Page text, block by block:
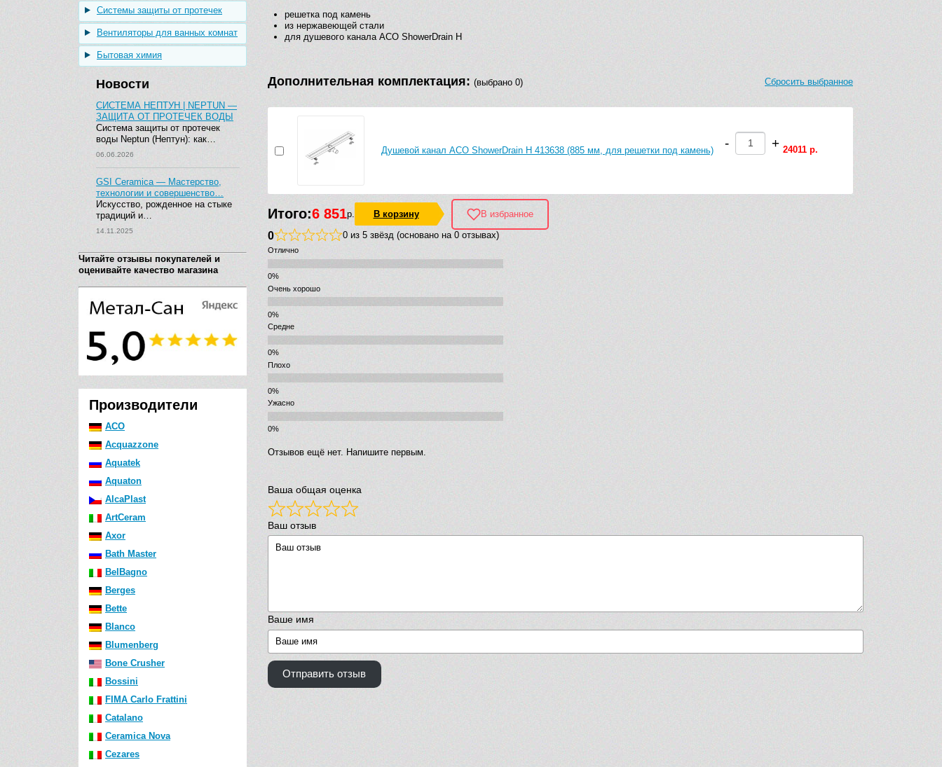
Системы защиты от протечек
Вентиляторы для ванных комнат
Бытовая химия
Новости
СИСТЕМА НЕПТУН | NEPTUN —
ЗАЩИТА ОТ ПРОТЕЧЕК ВОДЫ
Система защиты от протечек
воды Neptun (Нептун): как…
06.06.2026
GSI Ceramica — Мастерство,
технологии и совершенство…
Искусство, рожденное на стыке
традиций и…
14.11.2025
Читайте отзывы покупателей и
оценивайте качество магазина
Производители
ACO
Acquazzone
Aquatek
Aquaton
AlcaPlast
ArtCeram
Axor
Bath Master
BelBagno
Berges
Bette
Blanco
Blumenberg
Bone Crusher
Bossini
FIMA Carlo Frattini
Catalano
Ceramica Nova
Cezares
решетка под камень
из нержавеющей стали
для душевого канала ACO ShowerDrain H
Дополнительная комплектация: (выбрано 0) Сбросить выбранное
Душевой канал ACO ShowerDrain H 413638 (885 мм, для решетки под камень) - + 24011 р.
Итого:6 851р. В корзину В избранное
0 0 из 5 звёзд (основано на 0 отзывах)
Отлично
Очень хорошо
Средне
Плохо
Ужасно
Отзывов ещё нет. Напишите первым.
Ваша общая оценка
Ваш отзыв
Ваше имя
Отправить отзыв